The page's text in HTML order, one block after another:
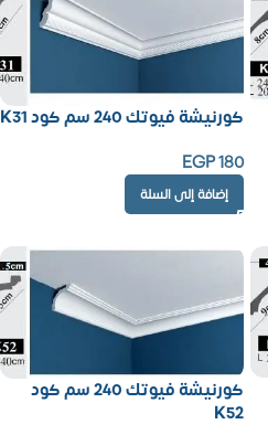
كورنيشة فيوتك 240 سم كود K31
EGP180
إضافة إلى السلة
كورنيشة فيوتك 240 سم كود
K52